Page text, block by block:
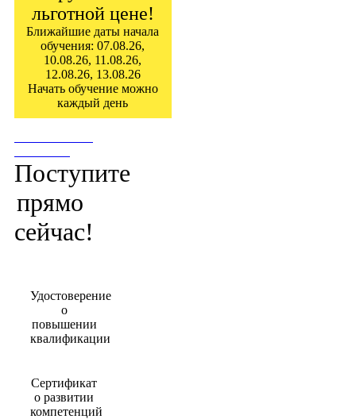
льготной цене!
Ближайшие даты начала
обучения: 07.08.26,
10.08.26, 11.08.26,
12.08.26, 13.08.26
Начать обучение можно
каждый день
Поступите
прямо
сейчас!
Удостоверение
о
повышении
квалификации
Сертификат
о развитии
компетенций